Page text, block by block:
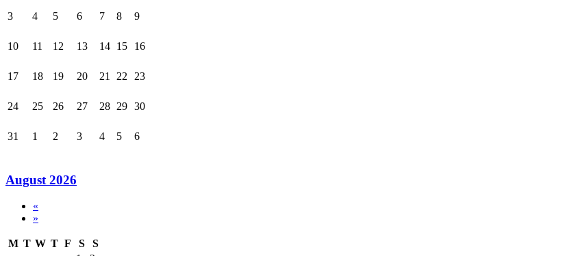
3 4 5 6 7 8 9
10 11 12 13 14 15 16
17 18 19 20 21 22 23
24 25 26 27 28 29 30
31 1 2 3 4 5 6
August 2026
«
»
M T W T F S
S